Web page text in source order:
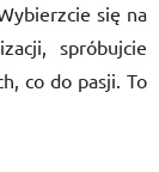
się na
spróbujcie
co do pasji. To